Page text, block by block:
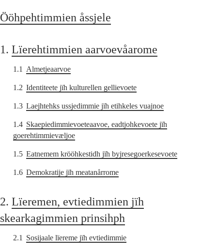
Ööhpehtimmien åssjele
1. Lïerehtimmien aarvoevåarome
1.1 Almetjeaarvoe
1.2 Identiteete jïh kulturellen gellievoete
1.3 Laejhtehks ussjedimmie jïh etihkeles vuajnoe
1.4 Skaepiedimmievoeteaavoe, eadtjohkevoete jïh
goerehtimmievæljoe
1.5 Eatnemem krööhkestidh jïh byjresegoerkesevoete
1.6 Demokratije jïh meatanårrome
2. Lïeremen, evtiedimmien jïh
skearkagimmien prinsihph
2.1 Sosijaale lïereme jïh evtiedimmie